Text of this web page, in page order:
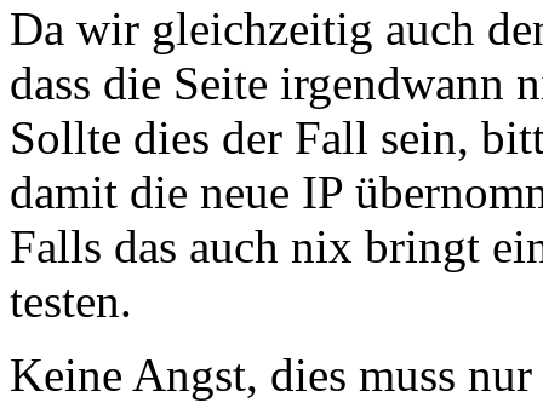
Da wir gleichzeitig auch
dass die Seite irgendwann
Sollte dies der Fall sein,
damit die neue IP
Falls das auch nix bringt
testen.
Keine Angst, dies muss